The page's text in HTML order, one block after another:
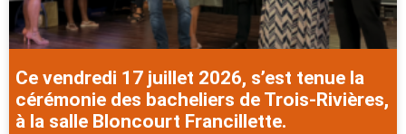
Ce vendredi 17 juillet 2026, s’est tenue la
cérémonie des bacheliers de Trois-Rivières,
à la salle Bloncourt Francillette.